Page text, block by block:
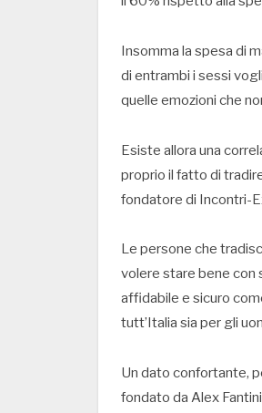
Insomma la spesa di
di entrambi i sessi
quelle emozioni che
Esiste allora una
proprio il fatto di
fondatore di Incontri-
Le persone che
volere stare bene con
affidabile e sicuro
tutt’Italia sia per gli
Un dato confortante,
fondato da Alex